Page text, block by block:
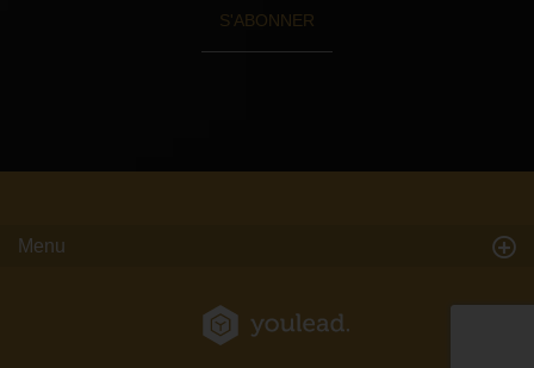
S'ABONNER
Menu